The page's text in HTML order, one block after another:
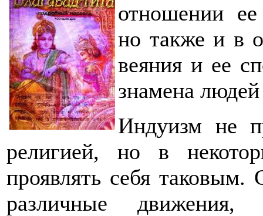
отношении ее
но также и в
веяния и ее
знамена
Индуизм не
религией, но в
проявлять себя
различные движения,